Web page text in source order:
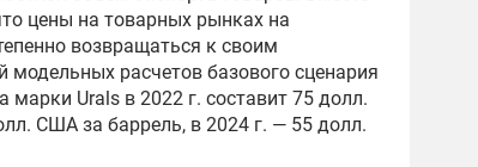
цены на товарных рынках на
возвращаться к своим
расчетов базового сценария
марки Urals в 2022 г. составит 75 долл.
США за баррель, в 2024 г. — 55 долл.